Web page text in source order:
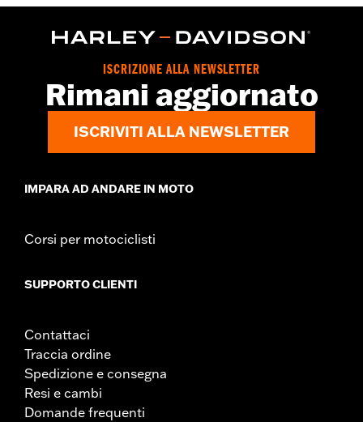
Caratteristiche funzionali:Tasche,Chiusura frontale a bottoni
www.h-d.com/warranty per le informazioni complete
Articolo d'importazione
ISCRIZIONE ALLA NEWSLETTER
Rimani aggiornato
ISCRIVITI ALLA NEWSLETTER
IMPARA AD ANDARE IN MOTO
Corsi per motociclisti
SUPPORTO CLIENTI
Contattaci
Traccia ordine
Spedizione e consegna
Resi e cambi
Domande frequenti